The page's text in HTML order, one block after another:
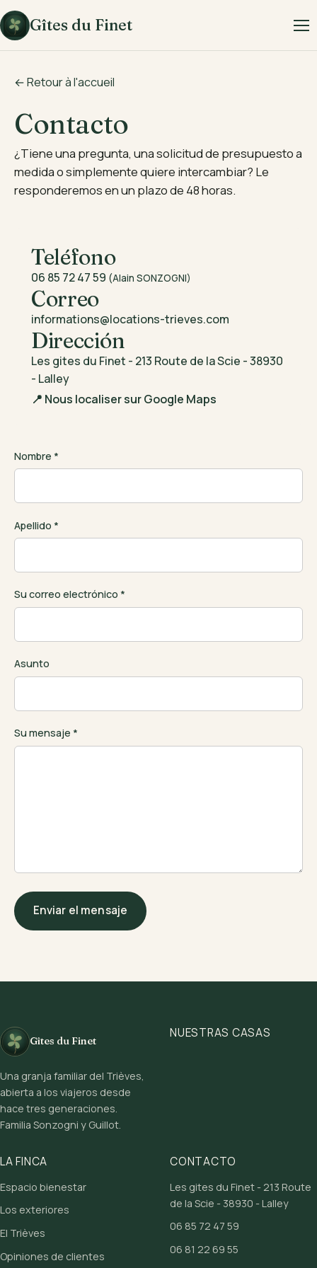
Gîtes du Finet
← Retour à l'accueil
Contacto
¿Tiene una pregunta, una solicitud de presupuesto a
medida o simplemente quiere intercambiar? Le
responderemos en un plazo de 48 horas.
Teléfono
06 85 72 47 59 (Alain SONZOGNI)
Correo
informations@locations-trieves.com
Dirección
Les gites du Finet - 213 Route de la Scie - 38930
- Lalley
📍 Nous localiser sur Google Maps
Nombre *
Apellido *
Su correo electrónico *
Asunto
Su mensaje *
Enviar el mensaje
Gîtes du Finet
Una granja familiar del Trièves,
abierta a los viajeros desde
hace tres generaciones.
Familia Sonzogni y Guillot.
NUESTRAS CASAS
LA FINCA
Espacio bienestar
Los exteriores
El Trièves
Opiniones de clientes
CONTACTO
Les gites du Finet - 213 Route
de la Scie - 38930 - Lalley
06 85 72 47 59
06 81 22 69 55